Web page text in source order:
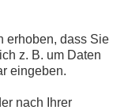
erhoben, dass Sie
z. B. um Daten
eingeben.
nach Ihrer